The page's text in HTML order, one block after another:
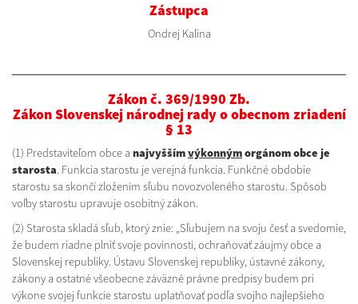
Zástupca
Ondrej Kalina
Zákon č. 369/1990 Zb.
Zákon Slovenskej národnej rady o obecnom zriadení
§ 13
(1) Predstaviteľom obce a najvyššímvýkonnýmorgánom obce je
starosta. Funkcia starostu je verejná funkcia. Funkčné obdobie
starostu sa skončí zložením sľubu novozvoleného starostu. Spôsob
voľby starostu upravuje osobitný zákon.
(2) Starosta skladá sľub, ktorý znie: „Sľubujem na svoju česť a svedomie,
že budem riadne plniť svoje povinnosti, ochraňovať záujmy obce a
Slovenskej republiky. Ústavu Slovenskej republiky, ústavné zákony,
zákony a ostatné všeobecne záväzné právne predpisy budem pri
výkone svojej funkcie starostu uplatňovať podľa svojho najlepšieho